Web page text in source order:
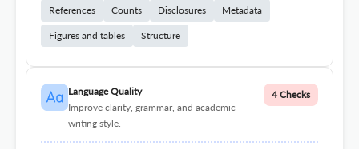
References Counts Disclosures Metadata
Figures and tables Structure
Language Quality
Improve clarity, grammar, and academic
writing style.
4 Checks